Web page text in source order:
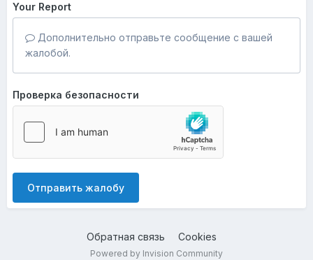
Your Report
Дополнительно отправьте сообщение с вашей
жалобой.
Проверка безопасности
Отправить жалобу
Обратная связь Cookies
Powered by Invision Community